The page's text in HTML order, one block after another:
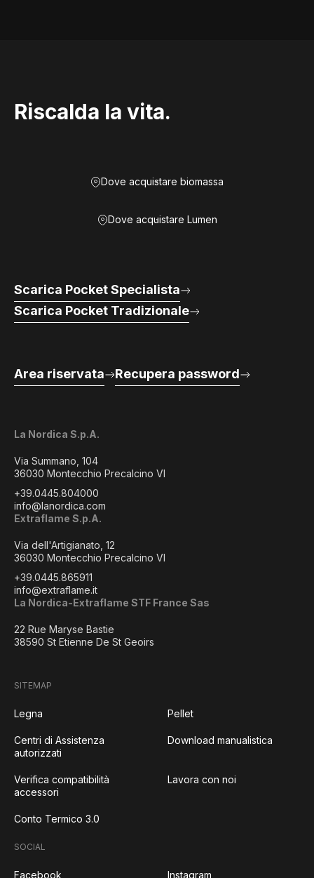
Riscalda la vita.
Dove acquistare biomassa
Dove acquistare Lumen
La Nordica S.p.A.
Via Summano, 104
36030 Montecchio Precalcino VI
+39.0445.804000
info@lanordica.com
Extraflame S.p.A.
Via dell'Artigianato, 12
36030 Montecchio Precalcino VI
+39.0445.865911
info@extraflame.it
La Nordica-Extraflame STF France Sas
22 Rue Maryse Bastie
38590 St Etienne De St Geoirs
Scarica Pocket Specialista
Scarica Pocket Tradizionale
Area riservata Recupera password
SITEMAP
Legna Pellet
Centri di Assistenza
autorizzati
Download manualistica
Verifica compatibilità
accessori
Lavora con noi
Conto Termico 3.0
SOCIAL
Facebook Instagram